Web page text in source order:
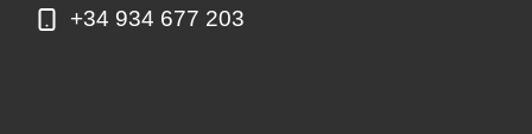
+34 934 677 203